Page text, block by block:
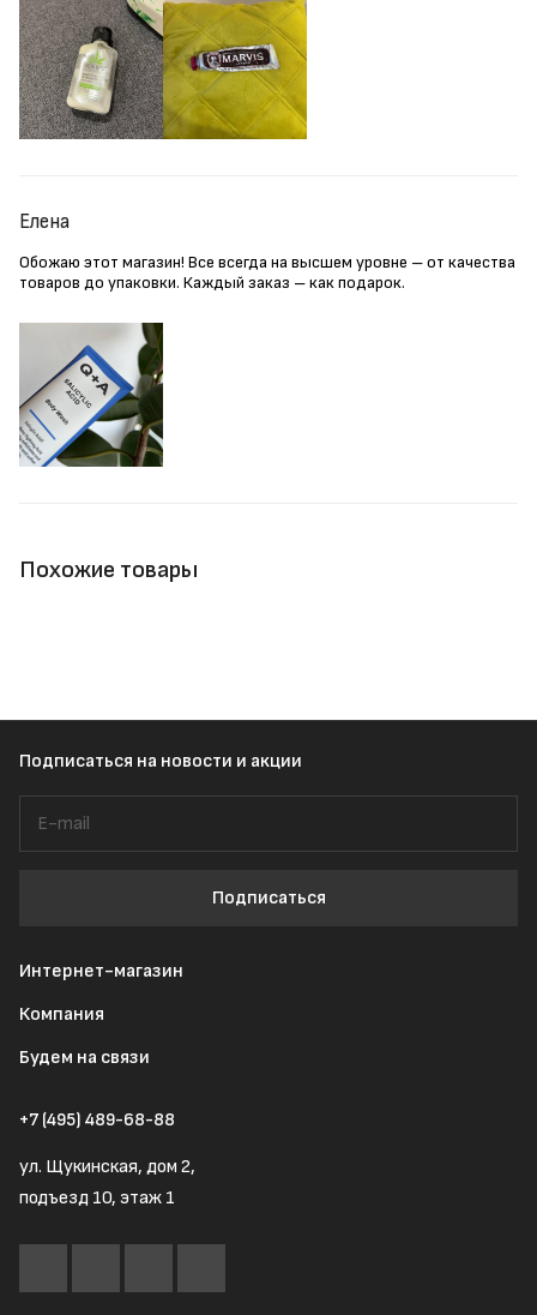
Елена
Обожаю этот магазин! Все всегда на высшем уровне – от качества
товаров до упаковки. Каждый заказ – как подарок.
Похожие товары
Подписаться на новости и акции
Подписаться
Интернет-магазин
Компания
Будем на связи
+7 (495) 489-68-88
ул. Щукинская, дом 2,
подъезд 10, этаж 1